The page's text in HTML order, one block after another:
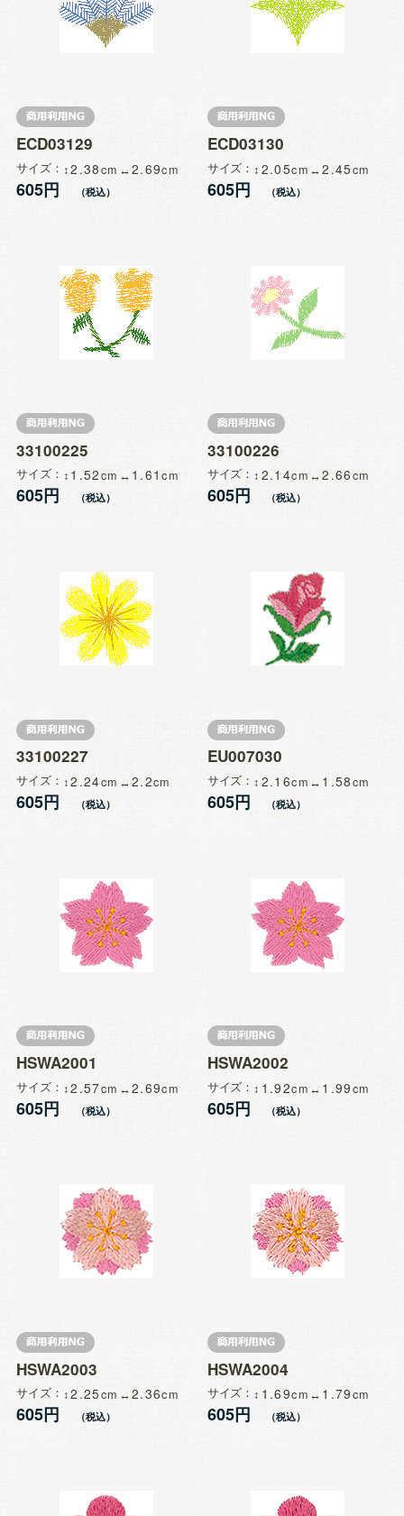
ECD03129
サイズ 2.38 2.69
605円
ECD03130
サイズ 2.05 2.45
605円
33100225
サイズ 1.52 1.61
605円
33100226
サイズ 2.14 2.66
605円
33100227
サイズ 2.24 2.2
605円
EU007030
サイズ 2.16 1.58
605円
HSWA2001
サイズ 2.57 2.69
605円
HSWA2002
サイズ 1.92 1.99
605円
HSWA2003
サイズ 2.25 2.36
605円
HSWA2004
サイズ 1.69 1.79
605円